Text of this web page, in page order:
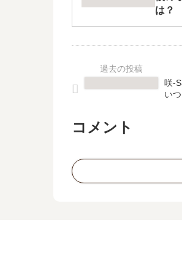
は？
咲-
い
コメント